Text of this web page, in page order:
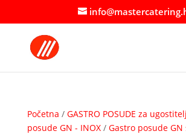
Početna / GASTRO POSUDE za
posude GN - INOX/ Gastro posude